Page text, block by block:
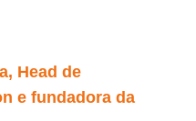
Head de
e fundadora da